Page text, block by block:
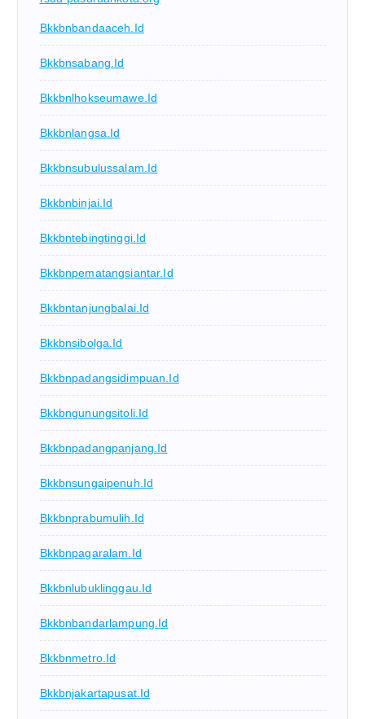
Bkkbnbandaaceh.id
Bkkbnsabang.id
Bkkbnlhokseumawe.id
Bkkbnlangsa.id
Bkkbnsubulussalam.id
Bkkbnbinjai.id
Bkkbntebingtinggi.id
Bkkbnpematangsiantar.id
Bkkbntanjungbalai.id
Bkkbnsibolga.id
Bkkbnpadangsidimpuan.id
Bkkbngunungsitoli.id
Bkkbnpadangpanjang.id
Bkkbnsungaipenuh.id
Bkkbnprabumulih.id
Bkkbnpagaralam.id
Bkkbnlubuklinggau.id
Bkkbnbandarlampung.id
Bkkbnmetro.id
Bkkbnjakartapusat.id